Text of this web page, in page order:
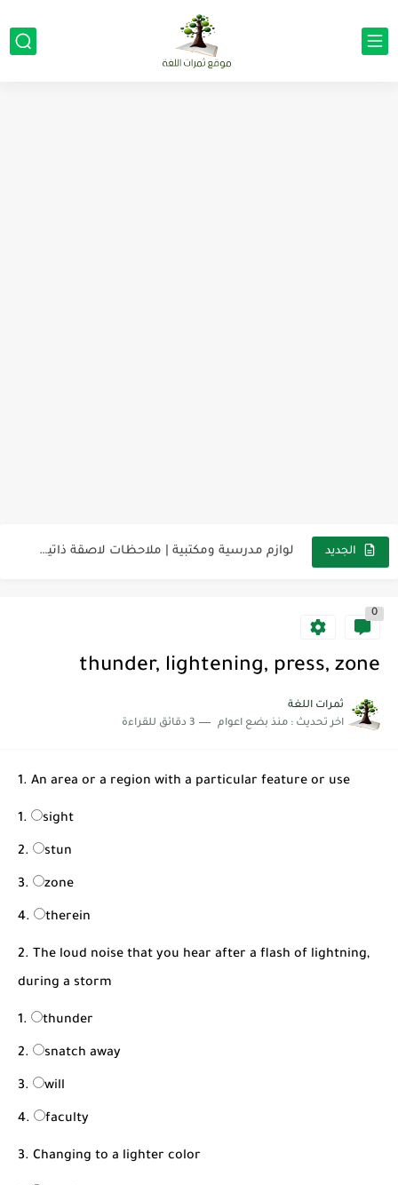
الجديد لوازم مدرسية ومكتبية | ملاحظات لاصقة ذاتية على شكل قلب...
0
thunder, lightening, press, zone
ثمرات اللغة
اخر تحديث : منذ بضع اعوام 3 دقائق للقراءة
1. An area or a region with a particular feature or use
sight
stun
zone
therein
2. The loud noise that you hear after a flash of lightning,
during a storm
thunder
snatch away
will
faculty
3. Changing to a lighter color